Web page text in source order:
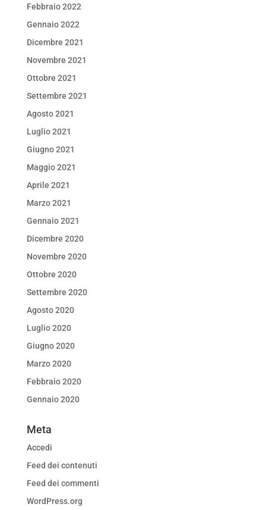
Febbraio 2022
Gennaio 2022
Dicembre 2021
Novembre 2021
Ottobre 2021
Settembre 2021
Agosto 2021
Luglio 2021
Giugno 2021
Maggio 2021
Aprile 2021
Marzo 2021
Gennaio 2021
Dicembre 2020
Novembre 2020
Ottobre 2020
Settembre 2020
Agosto 2020
Luglio 2020
Giugno 2020
Marzo 2020
Febbraio 2020
Gennaio 2020
Meta
Accedi
Feed dei contenuti
Feed dei commenti
WordPress.org